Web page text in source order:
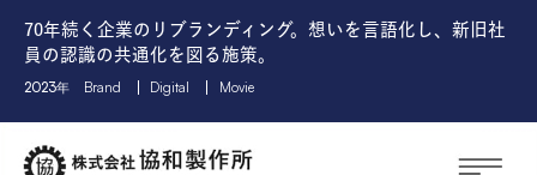
70年続く企業のリブランディング。想いを言語化し、新旧社
員の認識の共通化を図る施策。
2023年 Brand Digital Movie